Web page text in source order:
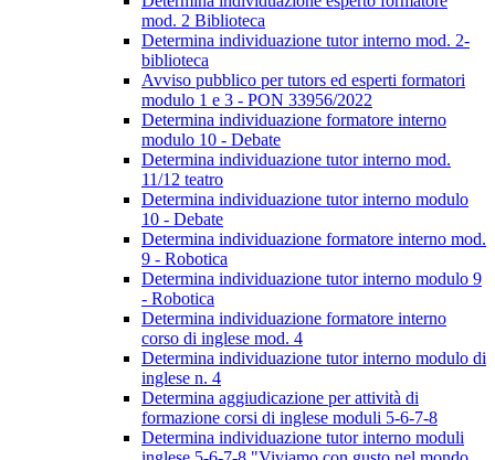
mod. 2 Biblioteca
Determina individuazione tutor interno mod. 2-
biblioteca
Avviso pubblico per tutors ed esperti formatori
modulo 1 e 3 - PON 33956/2022
Determina individuazione formatore interno
modulo 10 - Debate
Determina individuazione tutor interno mod.
11/12 teatro
Determina individuazione tutor interno modulo
10 - Debate
Determina individuazione formatore interno mod.
9 - Robotica
Determina individuazione tutor interno modulo 9
- Robotica
Determina individuazione formatore interno
corso di inglese mod. 4
Determina individuazione tutor interno modulo di
inglese n. 4
Determina aggiudicazione per attività di
formazione corsi di inglese moduli 5-6-7-8
Determina individuazione tutor interno moduli